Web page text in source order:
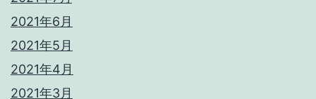
2021年6月
2021年5月
2021年4月
2021年3月